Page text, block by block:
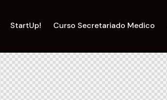
StartUp! Curso Secretariado Medico
Charlas Catálogo Cursos Contacto